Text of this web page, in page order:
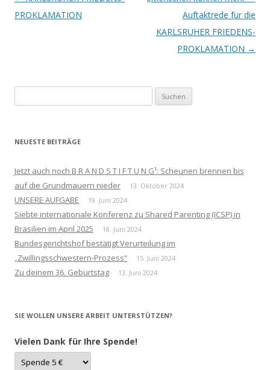
Navigation
PROKLAMATION
Auftaktrede für die
KARLSRUHER FRIEDENS-
PROKLAMATION →
nach:
NEUESTE BEITRÄGE
Jetzt auch noch B R A N D S T I F T U N G¹: Scheunen brennen bis
auf die Grundmauern nieder
13. Oktober 2024
UNSERE AUFGABE 19. Juni 2024
Siebte internationale Konferenz zu Shared Parenting (ICSP) in
Brasilien im April 2025
18. Juni 2024
Bundesgerichtshof bestätigt Verurteilung im
„Zwillingsschwestern-Prozess“
15. Juni 2024
Zu deinem 36. Geburtstag 13. Juni 2024
SIE WOLLEN UNSERE ARBEIT UNTERSTÜTZEN?
Vielen Dank für Ihre Spende!